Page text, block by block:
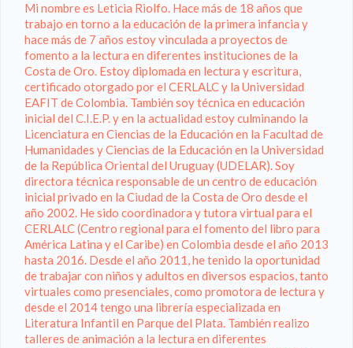
Mi nombre es Leticia Riolfo. Hace más de 18 años que
trabajo en torno a la educación de la primera infancia y
hace más de 7 años estoy vinculada a proyectos de
fomento a la lectura en diferentes instituciones de la
Costa de Oro. Estoy diplomada en lectura y escritura,
certificado otorgado por el CERLALC y la Universidad
EAFIT de Colombia. También soy técnica en educación
inicial del C.I.E.P. y en la actualidad estoy culminando la
Licenciatura en Ciencias de la Educación en la Facultad de
Humanidades y Ciencias de la Educación en la Universidad
de la República Oriental del Uruguay (UDELAR). Soy
directora técnica responsable de un centro de educación
inicial privado en la Ciudad de la Costa de Oro desde el
año 2002. He sido coordinadora y tutora virtual para el
CERLALC (Centro regional para el fomento del libro para
América Latina y el Caribe) en Colombia desde el año 2013
hasta 2016. Desde el año 2011, he tenido la oportunidad
de trabajar con niños y adultos en diversos espacios, tanto
virtuales como presenciales, como promotora de lectura y
desde el 2014 tengo una librería especializada en
Literatura Infantil en Parque del Plata. También realizo
talleres de animación a la lectura en diferentes